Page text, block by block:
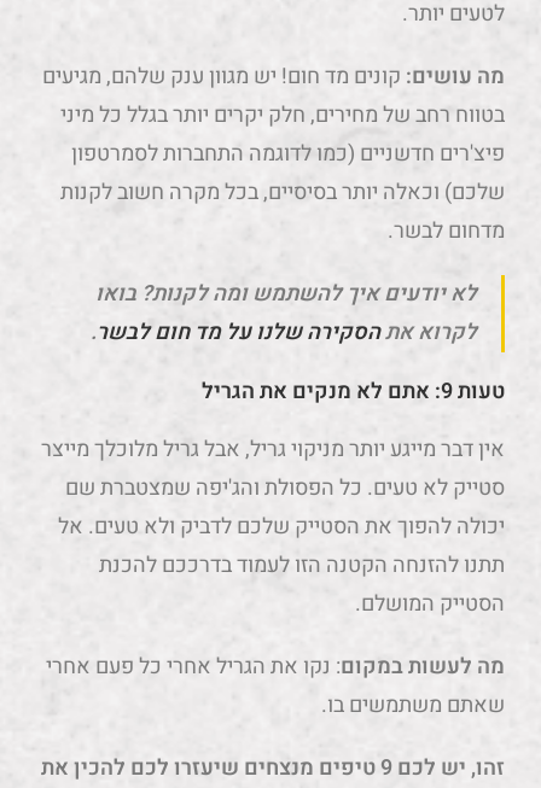
לטעים יותר.
מה עושים: קונים מד חום! יש מגוון ענק שלהם, מגיעים
בטווח רחב של מחירים, חלק יקרים יותר בגלל כל מיני
פיצ'רים חדשניים (כמו לדוגמה התחברות לסמרטפון
שלכם) וכאלה יותר בסיסיים, בכל מקרה חשוב לקנות
מדחום לבשר.
לא יודעים איך להשתמש ומה לקנות? בואו
לקרוא אתהסקירה שלנו על מד חום לבשר.
טעות 9: אתם לא מנקים את הגריל
אין דבר מייגע יותר מניקוי גריל, אבל גריל מלוכלך מייצר
סטייק לא טעים. כל הפסולת והג'יפה שמצטברת שם
יכולה להפוך את הסטייק שלכם לדביק ולא טעים. אל
תתנו להזנחה הקטנה הזו לעמוד בדרככם להכנת
הסטייק המושלם.
מה לעשות במקום: נקו את הגריל אחרי כל פעם אחרי
שאתם משתמשים בו.
זהו, יש לכם 9 טיפים מנצחים שיעזרו לכם להכין את